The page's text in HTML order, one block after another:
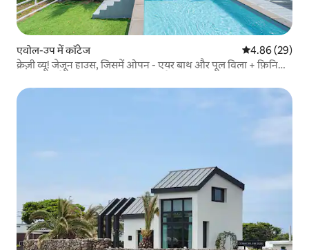
एवोल-उप में कॉटेज औसत रेटिंग 5 में
4.86 (29)
क्रेज़ी व्यू! जेजून हाउस, जिसमें ओपन - एयर बाथ और पूल विला + फ़िनिश